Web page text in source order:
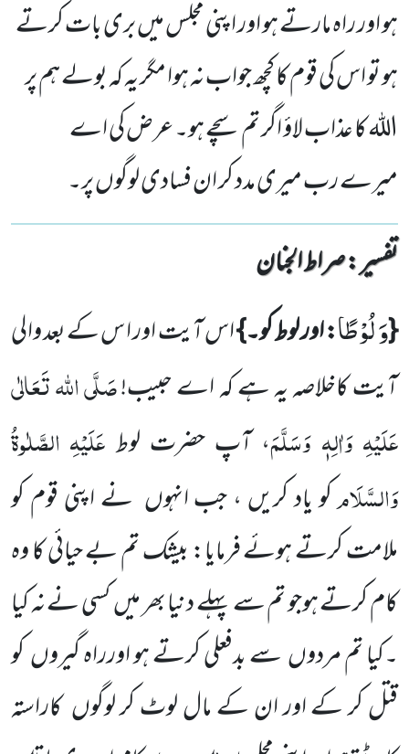
ہو اور راہ مارتے ہو اور اپنی مجلس میں بری بات کرتے
ہو تو اس کی قوم کا کچھ جواب نہ ہوا مگر یہ کہ بولے ہم پر
الله کا عذاب لاؤ اگر تم سچے ہو۔ عرض کی اے
میرے رب میری مدد کر ان فسادی لوگوں پر۔
تفسیر : ‎صراط الجنان
{وَ لُوْطًا: اور لوط کو۔}اس آیت اور ا س کے بعد والی
آیت کاخلاصہ یہ ہے کہ اے حبیب!صَلَّی اللہ تَعَالٰی
عَلَیْہِ وَاٰلِہٖ وَسَلَّمَ، آپ حضرت لوط عَلَیْہِ الصَّلٰوۃُ
وَالسَّلَامکو یاد کریں ، جب انہوں نے اپنی قوم کو
ملامت کرتے ہوئے فرمایا: بیشک تم بے حیائی کا وہ
کام کرتے ہوجو تم سے پہلے دنیا بھر میںکسی نے نہ کیا
۔کیا تم مردوںسے بدفعلی کرتے ہو اورراہ گیروںکو
قتل کر کے اور ان کے مال لوٹ کر لوگوں کاراستہ